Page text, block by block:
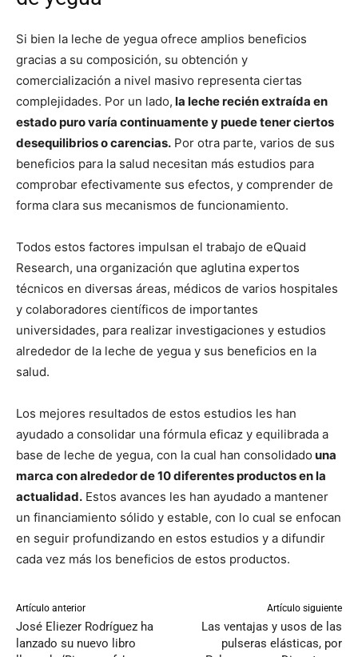
Si bien la leche de yegua ofrece amplios beneficios
gracias a su composición, su obtención y
comercialización a nivel masivo representa ciertas
complejidades. Por un lado, la leche recién extraída en
estado puro varía continuamente y puede tener ciertos
desequilibrios o carencias. Por otra parte, varios de sus
beneficios para la salud necesitan más estudios para
comprobar efectivamente sus efectos, y comprender de
forma clara sus mecanismos de funcionamiento.
Todos estos factores impulsan el trabajo de eQuaid
Research, una organización que aglutina expertos
técnicos en diversas áreas, médicos de varios hospitales
y colaboradores científicos de importantes
universidades, para realizar investigaciones y estudios
alrededor de la leche de yegua y sus beneficios en la
salud.
Los mejores resultados de estos estudios les han
ayudado a consolidar una fórmula eficaz y equilibrada a
base de leche de yegua, con la cual han consolidado una
marca con alrededor de 10 diferentes productos en la
actualidad. Estos avances les han ayudado a mantener
un financiamiento sólido y estable, con lo cual se enfocan
en seguir profundizando en estos estudios y a difundir
cada vez más los beneficios de estos productos.
Artículo anterior
José Eliezer Rodríguez ha
lanzado su nuevo libro
Artículo siguiente
Las ventajas y usos de las
pulseras elásticas, por